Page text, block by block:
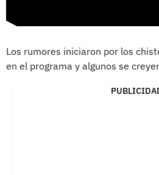
Los rumores iniciaron por los
en el programa y algunos se